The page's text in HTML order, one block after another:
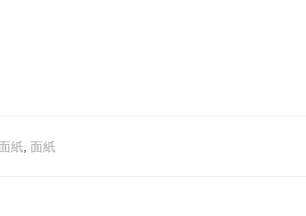
面紙 面紙